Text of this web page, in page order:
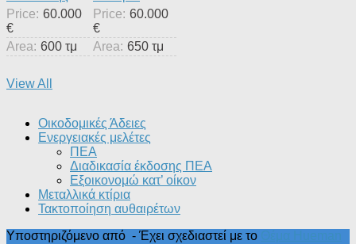
Price: 60.000
€
Area: 600 τμ
Price: 60.000
€
Area: 650 τμ
View All
Οικοδομικές Άδειες
Ενεργειακές μελέτες
ΠΕΑ
Διαδικασία έκδοσης ΠΕΑ
Εξοικονομώ κατ’ οίκoν
Μεταλλικά κτίρια
Τακτοποίηση αυθαιρέτων
Υποστηριζόμενο από - Έχει σχεδιαστεί με το